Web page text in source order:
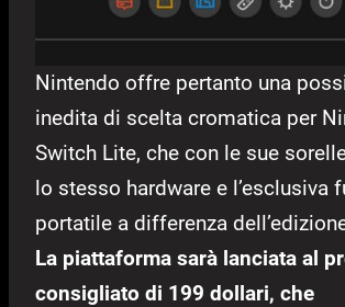
Nintendo offre pertanto una
inedita di scelta cromatica per
Switch Lite, che con le sue
lo stesso hardware e l’esclusiva
portatile a differenza
La piattaforma sarà lanciata al
consigliato di 199 dollari, che